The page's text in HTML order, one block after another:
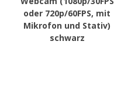
oder 720p/60FPS, mit
Mikrofon und Stativ)
schwarz